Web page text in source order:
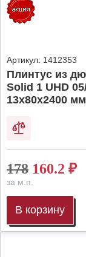
Артикул: 1412353
Плинтус из
Solid 1 UHD
13х80х2400
178 160.2 ₽
за м.п.
В корзину